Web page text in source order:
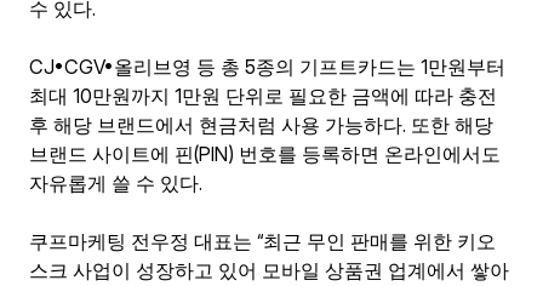
수 있다.
CJ•CGV•올리브영 등 총 5종의 기프트카드는 1만원부터
최대 10만원까지 1만원 단위로 필요한 금액에 따라 충전
후 해당 브랜드에서 현금처럼 사용 가능하다. 또한 해당
브랜드 사이트에 핀(PIN) 번호를 등록하면 온라인에서도
자유롭게 쓸 수 있다.
쿠프마케팅 전우정 대표는 “최근 무인 판매를 위한 키오
스크 사업이 성장하고 있어 모바일 상품권 업계에서 쌓아